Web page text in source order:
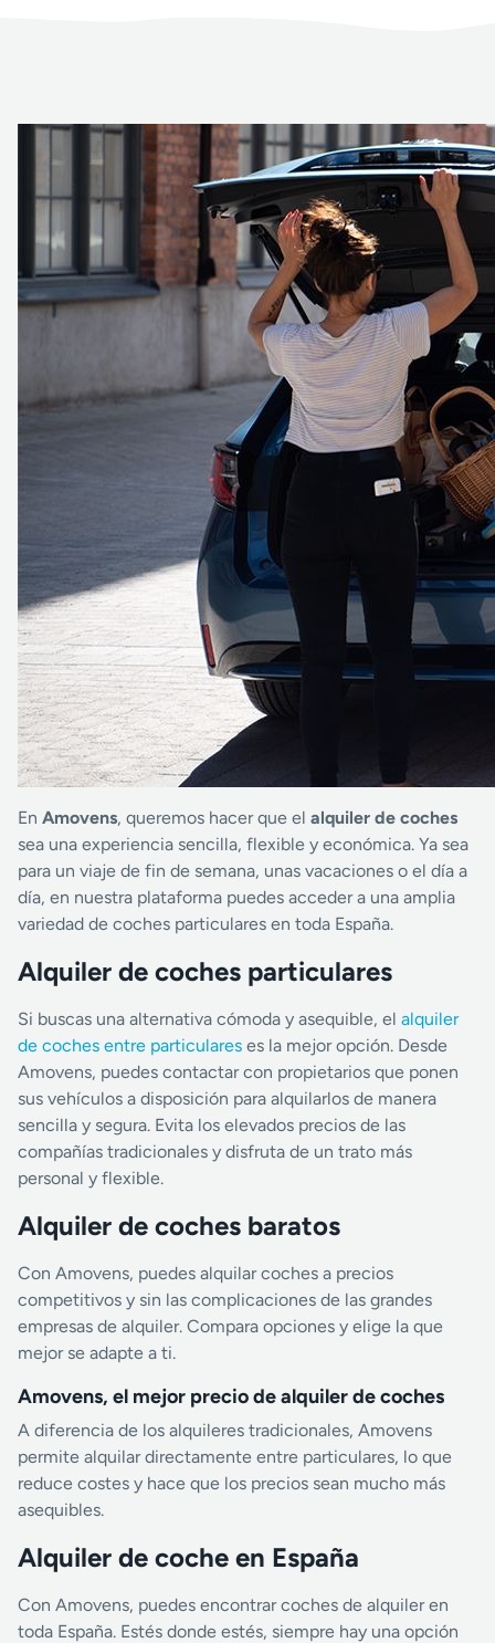
En Amovens, queremos hacer que el alquiler de coches
sea una experiencia sencilla, flexible y económica. Ya sea
para un viaje de fin de semana, unas vacaciones o el día a
día, en nuestra plataforma puedes acceder a una amplia
variedad de coches particulares en toda España.
Alquiler de coches particulares
Si buscas una alternativa cómoda y asequible, el alquiler
de coches entre particulares es la mejor opción. Desde
Amovens, puedes contactar con propietarios que ponen
sus vehículos a disposición para alquilarlos de manera
sencilla y segura. Evita los elevados precios de las
compañías tradicionales y disfruta de un trato más
personal y flexible.
Alquiler de coches baratos
Con Amovens, puedes alquilar coches a precios
competitivos y sin las complicaciones de las grandes
empresas de alquiler. Compara opciones y elige la que
mejor se adapte a ti.
Amovens, el mejor precio de alquiler de coches
A diferencia de los alquileres tradicionales, Amovens
permite alquilar directamente entre particulares, lo que
reduce costes y hace que los precios sean mucho más
asequibles.
Alquiler de coche en España
Con Amovens, puedes encontrar coches de alquiler en
toda España. Estés donde estés, siempre hay una opción